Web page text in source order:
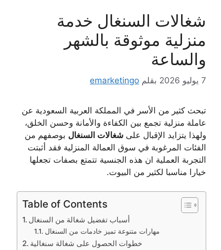
شغالات السنغال خدمة
منزلية موثوقة بالشهر
والساعة
7 يوليو 2026 بقلم emarketingo
تبحث كثير من الأسر في المملكة العربية السعودية عن
عاملة منزلية تجمع بين الكفاءة والأمانة وحسن الخلق،
ولهذا يتزايد الإقبال على شغالات السنغال بوصفهم من
الفئات المرغوبة في سوق العمالة المنزلية فقد أثبتت
التجربة العملية ان هذه الجنسية تتمتع بصفات تجعلها
خيارا مناسبا لكثير من البيوت.
Table of Contents
أسباب تفضيل شغالة من السنغال
مهارات متنوعة تميز خادمات من السنغال
خطوات الحصول على شغالة سنغالية